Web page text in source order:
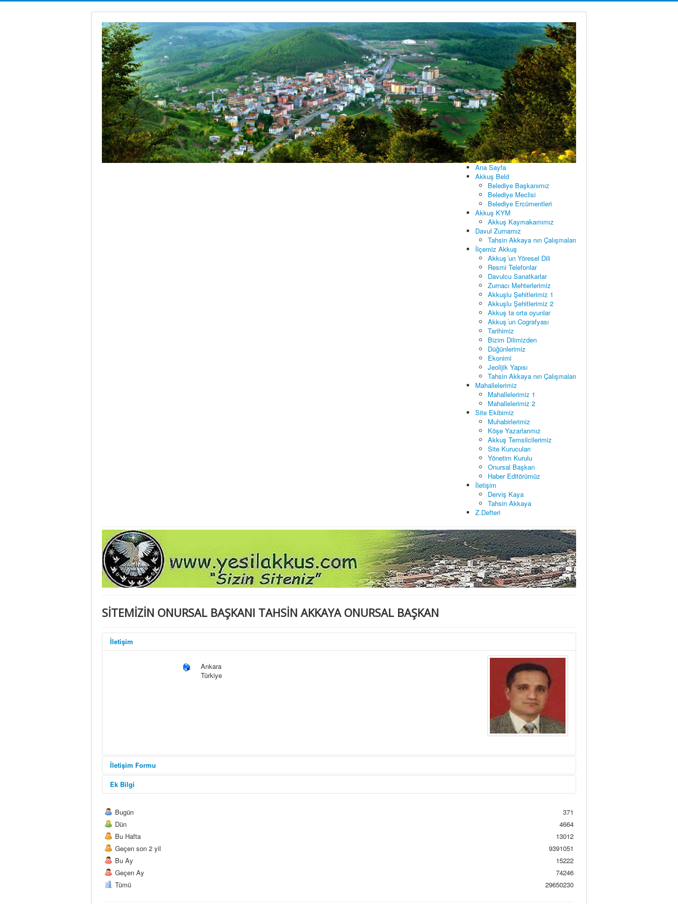
Ana Sayfa
Akkuş Beld
Belediye Başkanımız
Belediye Meclisi
Belediye Ercümentleri
Akkuş KYM
Akkuş Kaymakamımız
Davul Zurnamız
Tahsin Akkaya nın Çalışmaları
İlçemiz Akkuş
Akkuş´un Yöresel Dili
Resmi Telefonlar
Davulcu Sanatkarlar
Zurnacı Mehterlerimiz
Akkuşlu Şehitlerimiz 1
Akkuşlu Şehitlerimiz 2
Akkuş ta orta oyunlar
Akkuş´un Cografyası
Tarihimiz
Bizim Dilimizden
Düğünlerimiz
Ekonimi
Jeolijik Yapısı
Tahsin Akkaya nın Çalışmaları
Mahallelerimiz
Mahallelerimiz 1
Mahallelerimiz 2
Site Ekibimiz
Muhabirlerimiz
Köşe Yazarlarımız
Akkuş Temsilcilerimiz
Site Kurucuları
Yönetim Kurulu
Onursal Başkan
Haber Editörümüz
İletişim
Derviş Kaya
Tahsin Akkaya
Z.Defteri
SİTEMİZİN ONURSAL BAŞKANI TAHSİN AKKAYA ONURSAL BAŞKAN
İletişim
Ankara
Türkiye
İletişim Formu
e-Posta Gönder
Ek Bilgi
Bugün
Dün
Bu Hafta
Geçen son 2 yil
Bu Ay
Geçen Ay
Tümü
371
4664
13012
9391051
15222
74246
29650230